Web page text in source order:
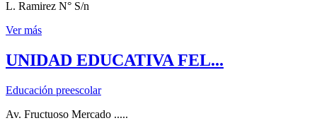
L. Ramirez N° S/n
Ver más
UNIDAD EDUCATIVA FEL...
Educación preescolar
Av. Fructuoso Mercado .....